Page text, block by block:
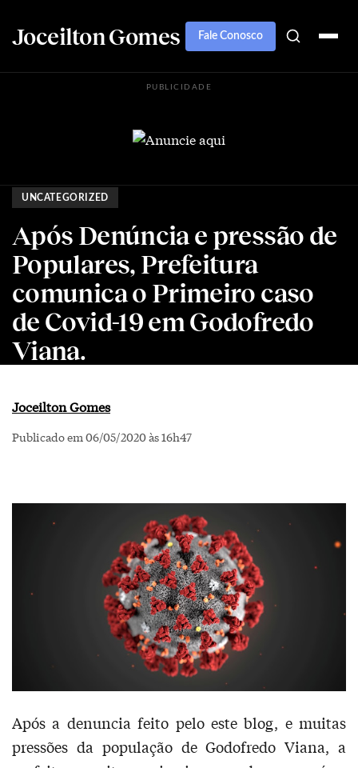
Joceilton Gomes Fale Conosco
PUBLICIDADE
UNCATEGORIZED
Após Denúncia e pressão de
Populares, Prefeitura
comunica o Primeiro caso
de Covid-19 em Godofredo
Viana.
Joceilton Gomes
Publicado em 06/05/2020 às 16h47
Após a denuncia feito pelo este blog, e muitas
pressões da população de Godofredo Viana, a